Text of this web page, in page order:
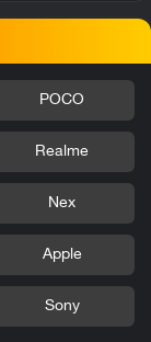
POCO
Realme
Nex
Apple
Sony